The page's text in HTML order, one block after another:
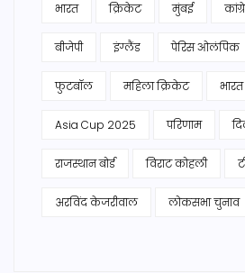
भारत क्रिकेट मुंबई
बीजेपी इंग्लैंड पेरिस ओलंपिक
फुटबॉल महिला क्रिकेट
Asia Cup 2025 परिणाम
राजस्थान बोर्ड विराट कोहली
अरविंद केजरीवाल लोकसभा चुनाव